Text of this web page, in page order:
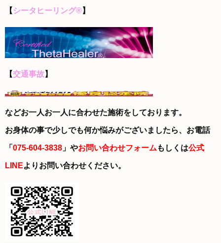
【 シータヒーリング®】
【交通事故】
などお一人お一人に合わせた施術をしております。
お身体の事で少しでも何か悩みがございましたら、お電話
「 075-604-3838 」やお問い合わせフォーム もしくは公式
LINEよりお問い合わせください。